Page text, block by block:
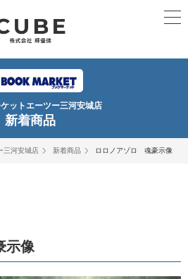
ットエーツー三河安城店
新着商品
三河安城店 新着商品 ロロノアゾロ 魂豪示像
示像